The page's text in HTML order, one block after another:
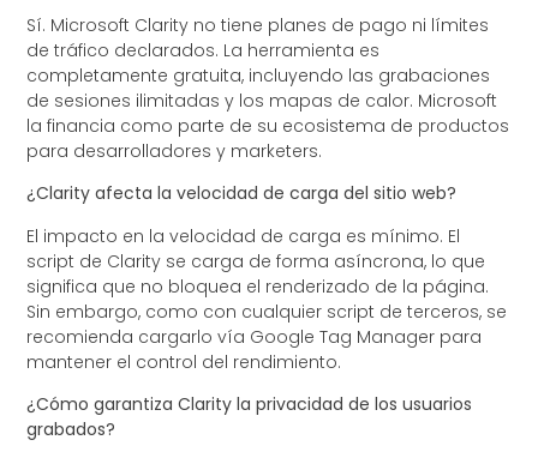
Sí. Microsoft Clarity no tiene planes de pago ni límites
de tráfico declarados. La herramienta es
completamente gratuita, incluyendo las grabaciones
de sesiones ilimitadas y los mapas de calor. Microsoft
la financia como parte de su ecosistema de productos
para desarrolladores y marketers.
¿Clarity afecta la velocidad de carga del sitio web?
El impacto en la velocidad de carga es mínimo. El
script de Clarity se carga de forma asíncrona, lo que
significa que no bloquea el renderizado de la página.
Sin embargo, como con cualquier script de terceros, se
recomienda cargarlo vía Google Tag Manager para
mantener el control del rendimiento.
¿Cómo garantiza Clarity la privacidad de los usuarios
grabados?